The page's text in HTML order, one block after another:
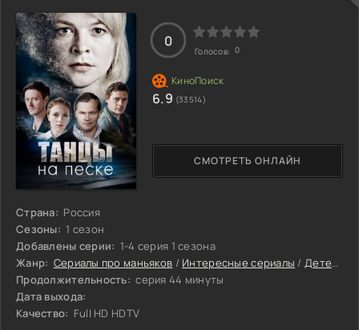
Страна: Россия
Сезоны: 1 сезон
Добавлены серии: 1-4 серия 1 сезона
Жанр: Сериалы про маньяков / Интересные сериалы /Детективные сериалы
Продолжительность: серия 44 минуты
Дата выхода:
Качество: Full HD HDTV
СМОТРЕТЬ ОНЛАЙН
0
Голосов: 0
6.9 (33514)